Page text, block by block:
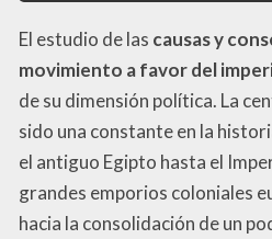
El estudio de las causas y
movimiento a favor del
de su dimensión política. La
sido una constante en la
el antiguo Egipto hasta el
grandes emporios coloniales
hacia la consolidación de un